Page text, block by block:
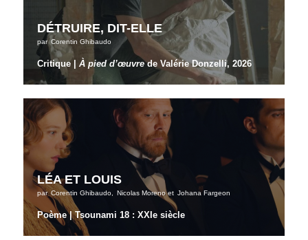
DÉTRUIRE, DIT-ELLE
par Corentin Ghibaudo
Critique |À pied d’œuvrede Valérie Donzelli, 2026
LÉA ET LOUIS
par Corentin Ghibaudo, Nicolas Morenoet Johana Fargeon
Poème | Tsounami 18 : XXIe siècle